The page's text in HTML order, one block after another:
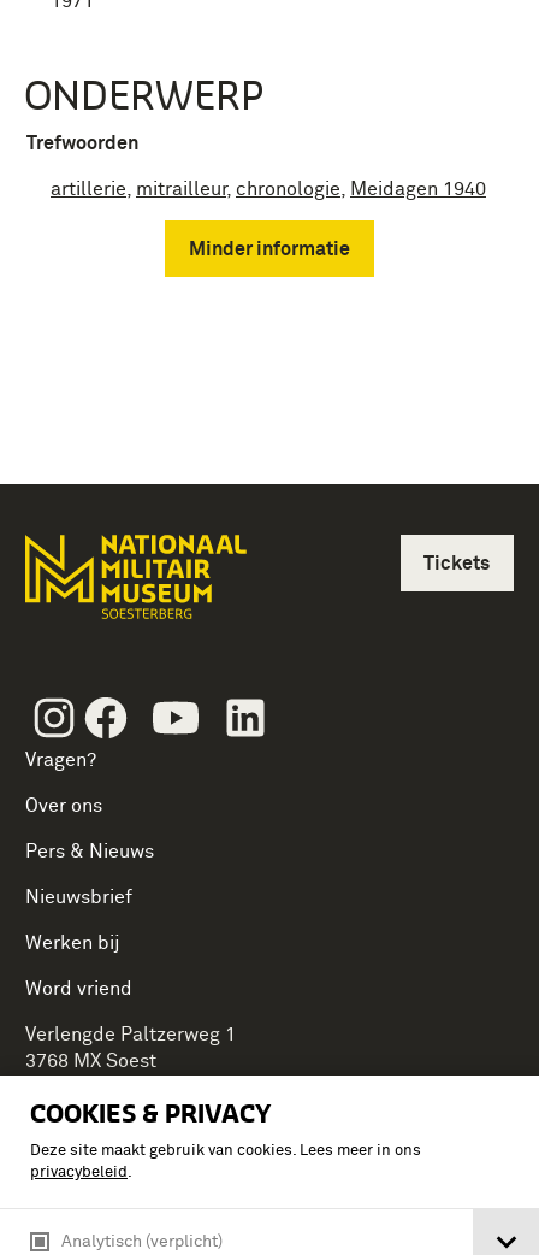
COOKIES & PRIVACY
Deze site maakt gebruik van cookies. Lees meer in ons
privacybeleid .
Analytisch (verplicht)
ONDERWERP
Trefwoorden
artillerie mitrailleur, chronologie Meidagen 1940
Minder informatie
InstagramFacebookYoutube
Vragen?
Over ons
Pers & Nieuws
Nieuwsbrief
Werken bij
Word vriend
Tickets
Verlengde Paltzerweg 1
3768 MX Soest
Onderdeel van Stichting Koninklijke Defensiemusea,